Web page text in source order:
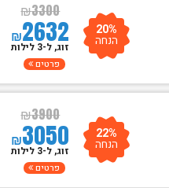
₪3300
₪2632 20%
הנחה זוג, ל-3 לילות
פרטים
₪3900
₪3050 22%
הנחה זוג, ל-3 לילות
פרטים